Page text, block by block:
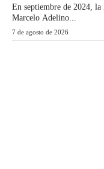
En septiembre de 2024, la
Marcelo Adelino...
7 de agosto de 2026